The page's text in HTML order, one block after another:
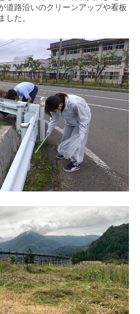
道路沿いのクリーンアップや看板
した。